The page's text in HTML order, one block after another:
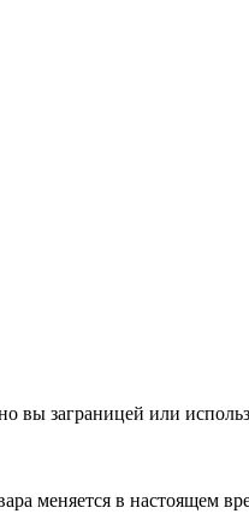
вы заграницей или
меняется в настоящем